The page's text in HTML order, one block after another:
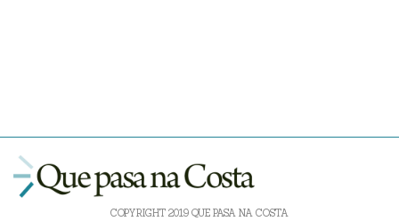
COPYRIGHT 2019 QUE PASA NA COSTA